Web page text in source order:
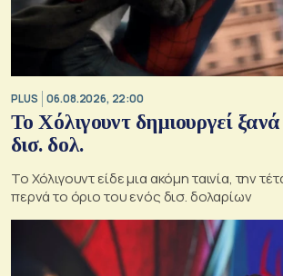
PLUS 06.08.2026, 22:00
Το Χόλιγουντ δημιουργεί ξανά
δισ. δολ.
Το Χόλιγουντ είδε μια ακόμη ταινία, την
περνά το όριο του ενός δισ. δολαρίων